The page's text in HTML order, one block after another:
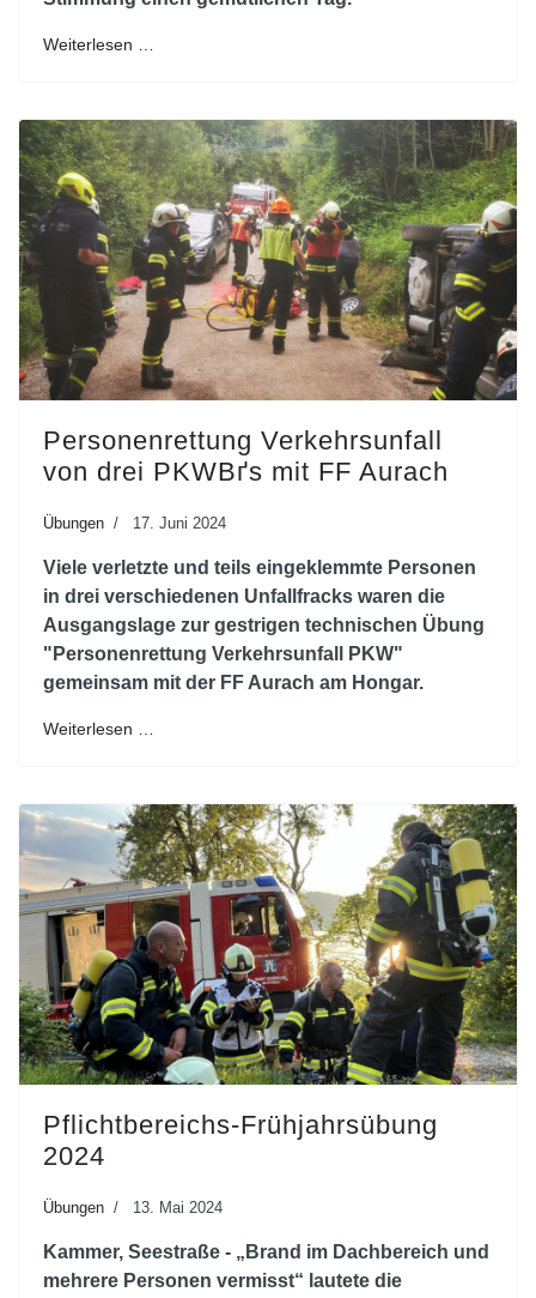
Weiterlesen …
Personenrettung Verkehrsunfall
von drei PKWВґs mit FF Aurach
Übungen 17. Juni 2024
Viele verletzte und teils eingeklemmte Personen
in drei verschiedenen Unfallfracks waren die
Ausgangslage zur gestrigen technischen Übung
"Personenrettung Verkehrsunfall PKW"
gemeinsam mit der FF Aurach am Hongar.
Weiterlesen …
Pflichtbereichs-Frühjahrsübung
2024
Übungen 13. Mai 2024
Kammer, Seestraße - „Brand im Dachbereich und
mehrere Personen vermisst“ lautete die